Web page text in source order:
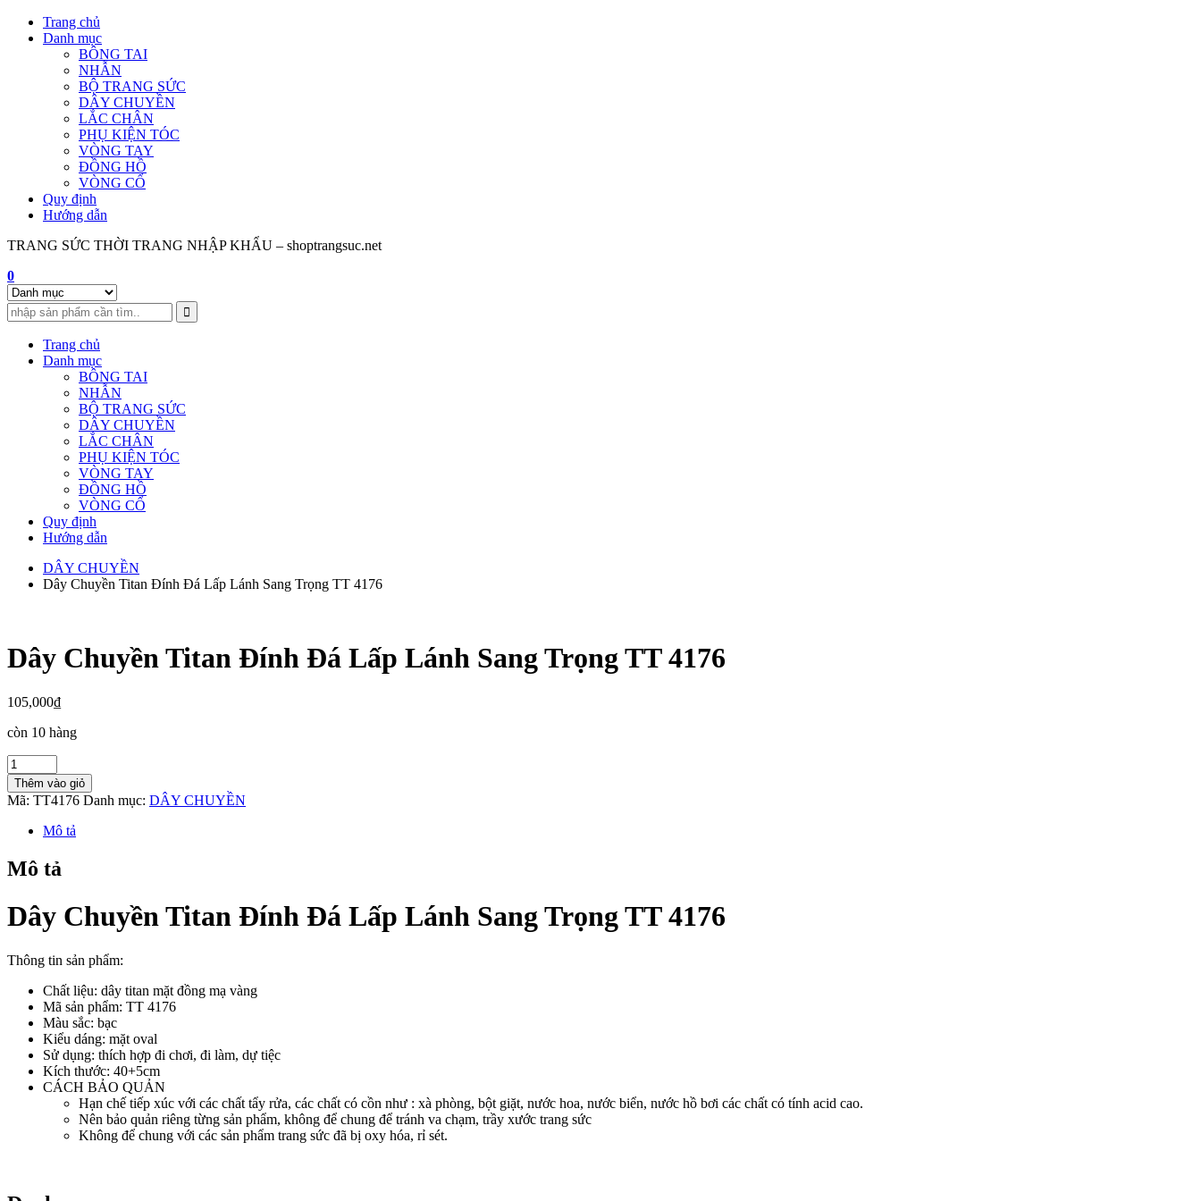
Skip
Trang chủ
Danh mục
BÔNG TAI
NHẪN
BỘ TRANG SỨC
DÂY CHUYỀN
LẮC CHÂN
PHỤ KIỆN TÓC
VÒNG TAY
ĐỒNG HỒ
VÒNG CỔ
Quy định
Hướng dẫn
TRANG SỨC THỜI TRANG NHẬP KHẨU – shoptrangsuc.net
0
Trang chủ
Danh mục
BÔNG TAI
NHẪN
BỘ TRANG SỨC
DÂY CHUYỀN
LẮC CHÂN
PHỤ KIỆN TÓC
VÒNG TAY
ĐỒNG HỒ
VÒNG CỔ
Quy định
Hướng dẫn
DÂY CHUYỀN
Dây Chuyền Titan Đính Đá Lấp Lánh Sang Trọng TT 4176
Dây Chuyền Titan Đính Đá Lấp Lánh Sang Trọng TT 4176
105,000₫
còn 10 hàng
Dây
Chuyền
Titan
Đính
Lánh
Sang
TT
4176
lượng
Thêm vào giỏ
Mã: TT4176 Danh mục: DÂY CHUYỀN
Mô tả
Mô tả
Dây Chuyền Titan Đính Đá Lấp Lánh Sang Trọng TT 4176
Thông tin sản phẩm:
Chất liệu: dây titan mặt đồng mạ vàng
Mã sản phẩm: TT 4176
Màu sắc: bạc
Kiểu dáng: mặt oval
Sử dụng: thích hợp đi chơi, đi làm, dự tiệc
Kích thước: 40+5cm
CÁCH BẢO QUẢN
Hạn chế tiếp xúc với các chất tẩy rửa, các chất có cồn như : xà phòng, bột giặt, nước hoa, nước biển, nước hồ bơi các chất có tính acid cao.
Nên bảo quản riêng từng sản phẩm, không để chung để tránh va chạm, trầy xước trang sức
Không để chung với các sản phẩm trang sức đã bị oxy hóa, rỉ sét.